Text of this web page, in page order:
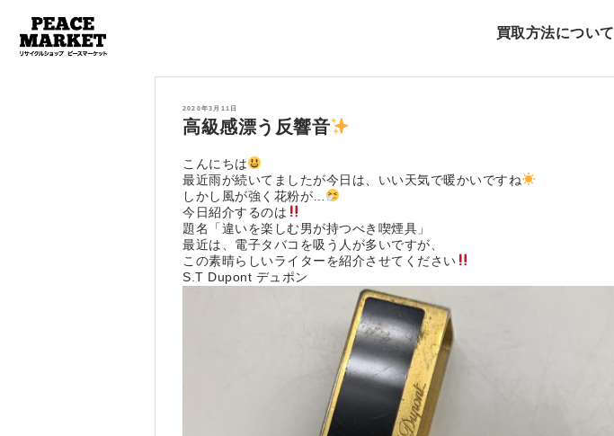
買取方法について
投
日:
2020年3月11日
高級感漂う反響音
こんにちは
最近雨が続いてましたが今日は、いい天気で暖かいですね
しかし風が強く花粉が…
今日紹介するのは
題名「違いを楽しむ男が持つべき喫煙具」
最近は、電子タバコを吸う人が多いですが、
この素晴らしいライターを紹介させてください
S.T Dupont デュポン